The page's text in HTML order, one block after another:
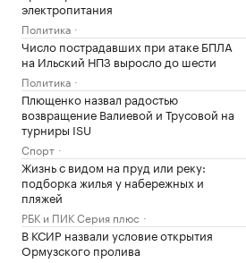
электропитания
Политика
Число пострадавших при атаке БПЛА
на Ильский НПЗ выросло до шести
Политика
Плющенко назвал радостью
возвращение Валиевой и Трусовой на
турниры ISU
Спорт
Жизнь с видом на пруд или реку:
подборка жилья у набережных и
пляжей
РБК и ПИК Серия плюс
В КСИР назвали условие открытия
Ормузского пролива